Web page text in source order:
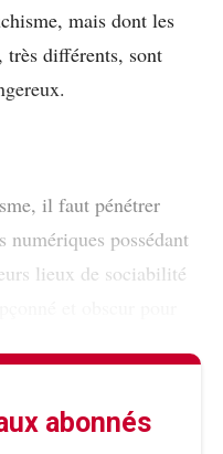
mais dont les
très différents, sont
il faut pénétrer
numériques possédant
lieux de sociabilité
abonnés